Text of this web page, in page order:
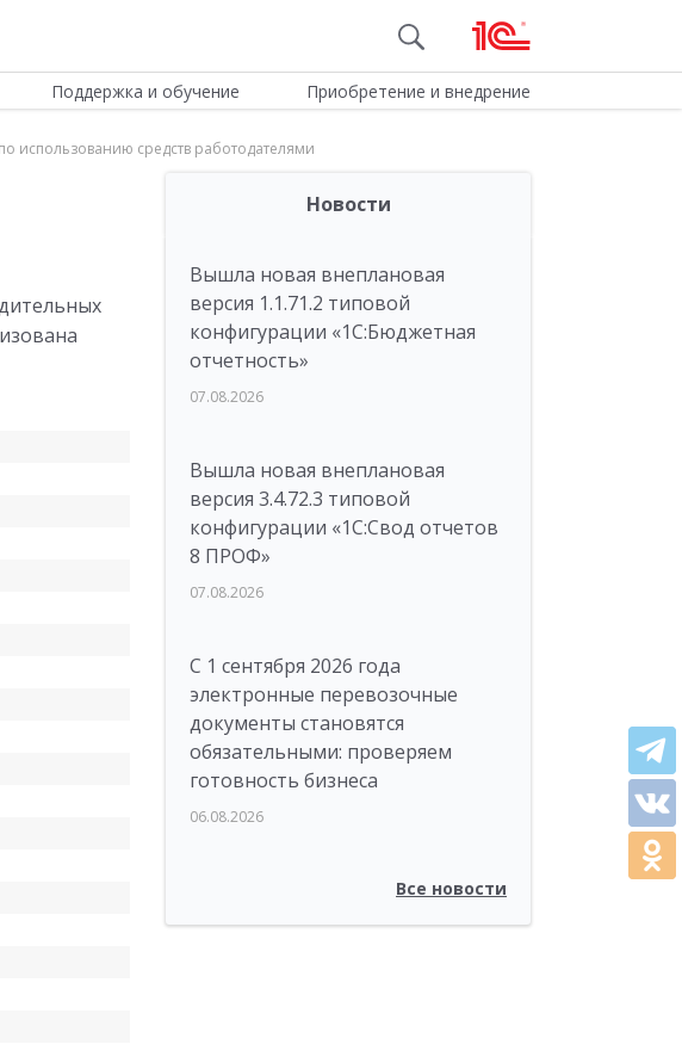
Поддержка и обучение Приобретение и внедрение
использованию средств работодателями
Новости
Вышла новая внеплановая
версия 1.1.71.2 типовой
конфигурации «1C:Бюджетная
отчетность»
07.08.2026
Вышла новая внеплановая
версия 3.4.72.3 типовой
конфигурации «1C:Свод отчетов
8 ПРОФ»
07.08.2026
С 1 сентября 2026 года
электронные перевозочные
документы становятся
обязательными: проверяем
готовность бизнеса
06.08.2026
Все новости